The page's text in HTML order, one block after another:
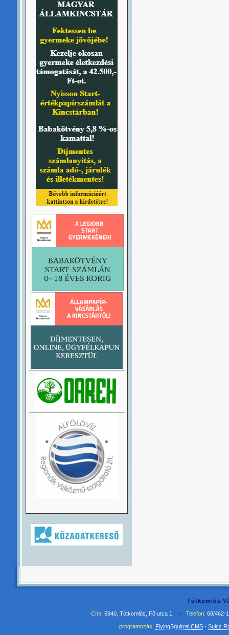
Tótkomlós
Cím: 5940, Tótkomlós, Fő utca 1. • Telefon: 68/462-
programozás: FlyingSquirrel CMS- Sulcz